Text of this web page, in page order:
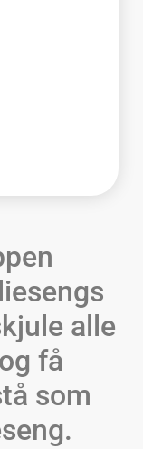
alle
få
som